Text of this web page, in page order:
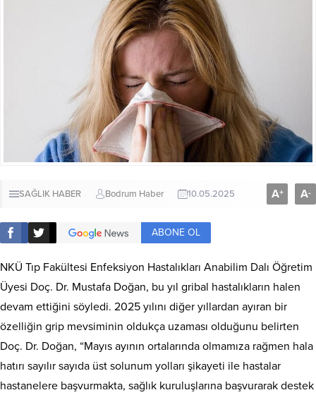
SAĞLIK HABER Bodrum Haber 10.05.2025 A+ A-
ABONE OL
NKÜ Tıp Fakültesi Enfeksiyon Hastalıkları Anabilim Dalı Öğretim
Üyesi Doç. Dr. Mustafa Doğan, bu yıl gribal hastalıkların halen
devam ettiğini söyledi. 2025 yılını diğer yıllardan ayıran bir
özelliğin grip mevsiminin oldukça uzaması olduğunu belirten
Doç. Dr. Doğan, “Mayıs ayının ortalarında olmamıza rağmen hala
hatırı sayılır sayıda üst solunum yolları şikayeti ile hastalar
hastanelere başvurmakta, sağlık kuruluşlarına başvurarak destek